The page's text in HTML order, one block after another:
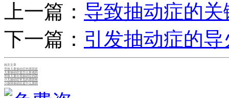
上一篇： 导致抽动症的关
下一篇： 引发抽动症的
相关文章
导致儿童抽动症的原因是
儿童抽动症是怎么形成的
导致儿童出现抽动症的因
小儿抽动症常见的原因有
小孩得抽动症是什么原因